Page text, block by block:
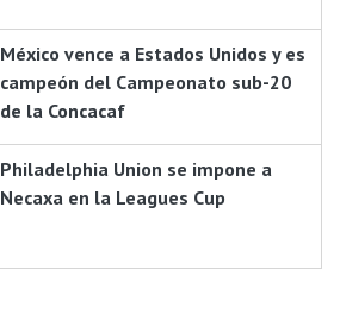
México vence a Estados Unidos y es
campeón del Campeonato sub-20
de la Concacaf
Philadelphia Union se impone a
Necaxa en la Leagues Cup